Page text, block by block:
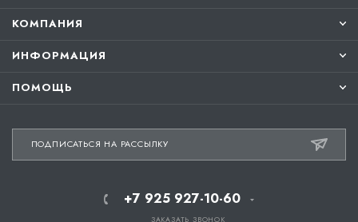
КОМПАНИЯ
ИНФОРМАЦИЯ
ПОМОЩЬ
ПОДПИСАТЬСЯ НА РАССЫЛКУ
+7 925 927-10-60
ЗАКАЗАТЬ ЗВОНОК